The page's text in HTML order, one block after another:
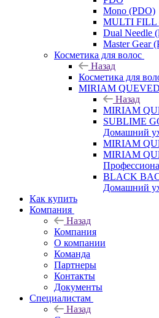
Mono (PDO)
MULTI FILL
Dual Needle
Master Gear
Косметика для волос
Назад
Косметика для
MIRIAM
Назад
MIRIAM
SUBLIME
Домашний
MIRIAM
MIRIAM
BLACK
Домашний
Как купить
Компания
Назад
Компания
О компании
Команда
Партнеры
Контакты
Документы
Специалистам
Назад